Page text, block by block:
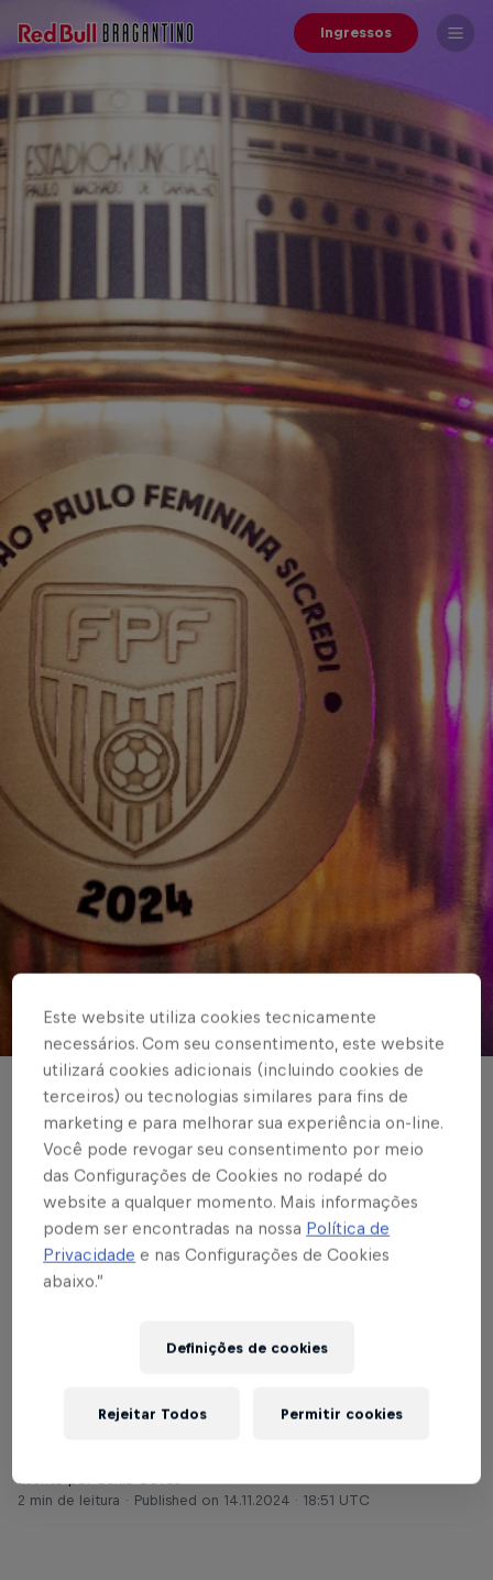
Ingressos
© Red Bull Bragantino
FUTEBOL FEMININO
Bragantinas estreiam
na Copinha Feminina
contra o Inter, dia 29;
veja a sequência da
primeira fase!
RS, Vila Nova-GO e São Paulo
Escrito por Cárila Covas
2 min de leitura
Published on 14.11.2024 · 18:51 UTC
Este website utiliza cookies tecnicamente
necessários. Com seu consentimento, este website
utilizará cookies adicionais (incluindo cookies de
terceiros) ou tecnologias similares para fins de
marketing e para melhorar sua experiência on-line.
Você pode revogar seu consentimento por meio
das Configurações de Cookies no rodapé do
website a qualquer momento. Mais informações
podem ser encontradas na nossa Política de
Privacidade e nas Configurações de Cookies
abaixo.”
Definições de cookies
Rejeitar Todos Permitir cookies